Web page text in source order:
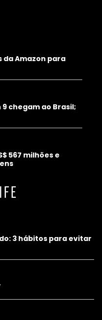
da Amazon para
chegam ao Brasil;
567 milhões e
3 hábitos para evitar